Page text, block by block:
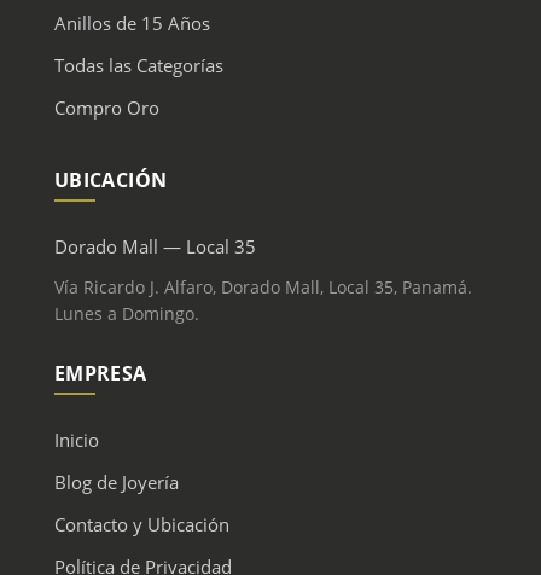
Anillos de 15 Años
Todas las Categorías
Compro Oro
UBICACIÓN
Dorado Mall — Local 35
Vía Ricardo J. Alfaro, Dorado Mall, Local 35, Panamá.
Lunes a Domingo.
EMPRESA
Inicio
Blog de Joyería
Contacto y Ubicación
Política de Privacidad